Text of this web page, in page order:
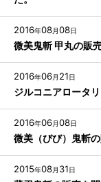
2016年08月08日
微美鬼斬 甲丸の販
2016年06月 21日
ジルコニアロータ
2016年06月08日
微美（びび）鬼斬
2015年08月 31日